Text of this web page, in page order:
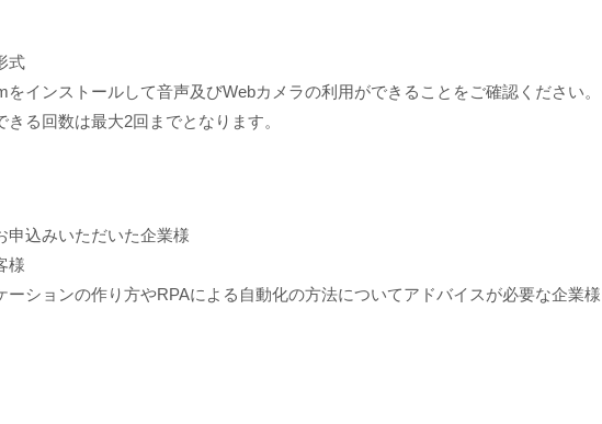
式
インストールして音声及びWebカメラの利用ができることをご確認ください。
る回数は最大2回までとなります。
申込みいただいた企業様
様
ーションの作り方やRPAによる自動化の方法についてアドバイスが必要な企業様